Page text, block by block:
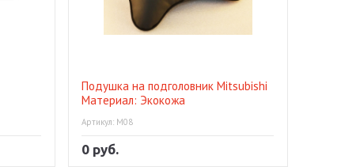
Подушка на подголовник Mitsubishi
Материал: Экокожа
Артикул: М08
0 руб.